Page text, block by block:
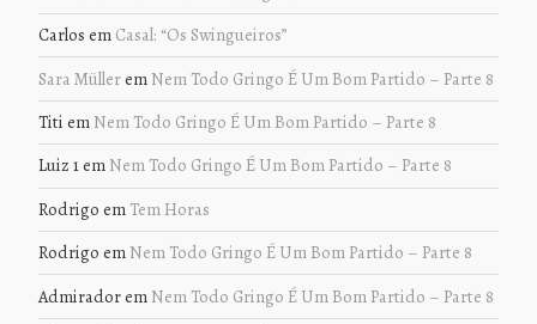
Carlos em Casal: “Os Swingueiros”
Sara Müllerem Nem Todo Gringo É Um Bom Partido – Parte 8
Titi em Nem Todo Gringo É Um Bom Partido – Parte 8
Luiz 1em Nem Todo Gringo É Um Bom Partido – Parte 8
Rodrigo em Tem Horas
Rodrigo em Nem Todo Gringo É Um Bom Partido – Parte 8
Admiradorem Nem Todo Gringo É Um Bom Partido – Parte 8